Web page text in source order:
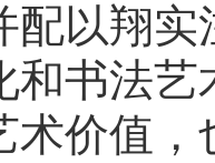
配以翔
和书法
术价值